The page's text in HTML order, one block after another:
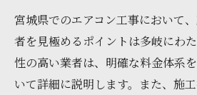
宮城県でのエアコン工事において
者を見極めるポイントは多岐にわ
性の高い業者は、明確な料金体系
いて詳細に説明します。また、施